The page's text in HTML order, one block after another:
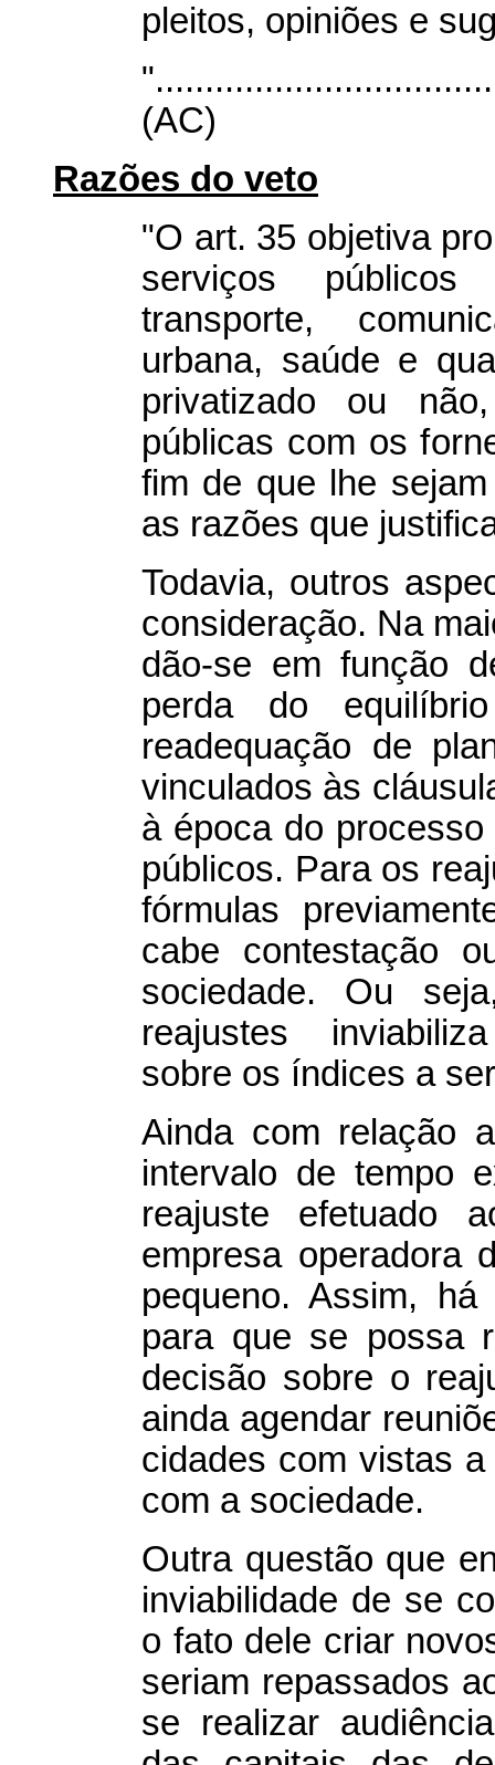
pleitos, opiniões e
(AC)
Razões do veto
"O art. 35 objetiva
serviços
transporte,
urbana, saúde e
privatizado ou
públicas com os
fim de que lhe
as razões que
Todavia, outros
consideração. Na
dão-se em função
perda do
readequação de
vinculados às
à época do
públicos. Para os
fórmulas
cabe contestação
sociedade. Ou
reajustes
sobre os índices a
Ainda com relação
intervalo de tempo
reajuste efetuado
empresa operadora
pequeno. Assim, há
para que se possa
decisão sobre o
ainda agendar
cidades com vistas
com a sociedade.
Outra questão que
inviabilidade de se
o fato dele criar
seriam repassados
se realizar